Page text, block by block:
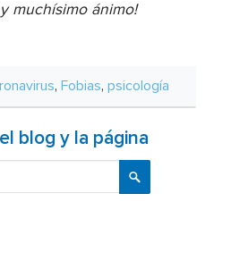
muchísimo ánimo!
,Fobias,psicología
blog y la página